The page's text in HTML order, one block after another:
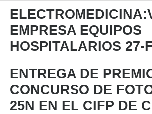
EMPRESA EQUIPOS
HOSPITALARIOS 27-
ENTREGA DE
CONCURSO DE
25N EN EL CIFP DE